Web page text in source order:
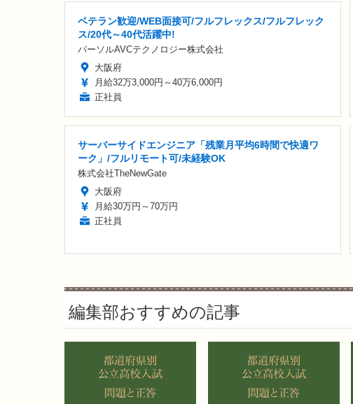
ベテラン歓迎/WEB面接可/フルフレックス/フルフレック
ス/20代～40代活躍中!
パーソルAVCテクノロジー株式会社
大阪府
月給32万3,000円～40万6,000円
正社員
サーバーサイドエンジニア「残業月平均6時間で快適ワ
ーク」/フルリモート可/未経験OK
株式会社TheNewGate
大阪府
月給30万円～70万円
正社員
編集部おすすめの記事